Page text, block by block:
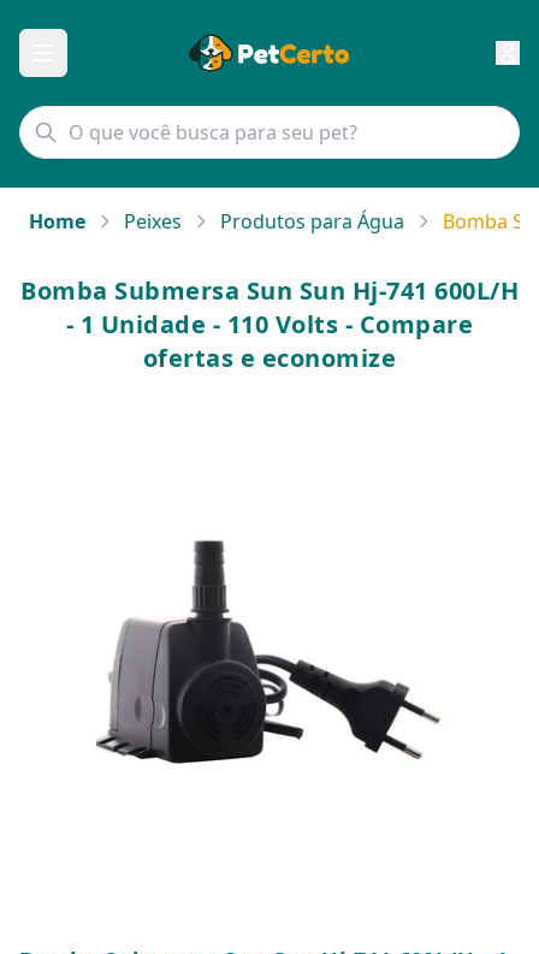
Home Peixes Produtos para Água Bomba
Bomba Submersa Sun Sun Hj-741 600L/H
- 1 Unidade - 110 Volts - Compare
ofertas e economize